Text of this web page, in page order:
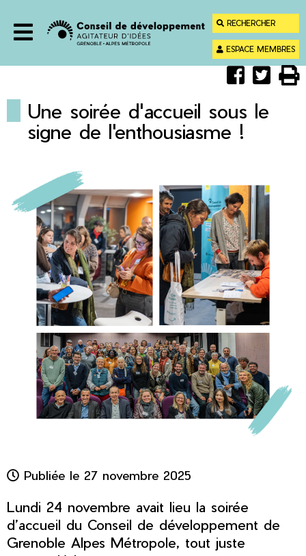
Recherche
RECHERCHER
ESPACE MEMBRES
Partager
sur

sur
 
Une soirée d'accueil sous le
signe de l'enthousiasme !
Publiée le 27 novembre 2025
Lundi 24 novembre avait lieu la soirée
d’accueil du Conseil de développement de
Grenoble Alpes Métropole, tout juste